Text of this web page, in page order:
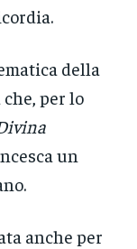
della
per lo
un
anche per